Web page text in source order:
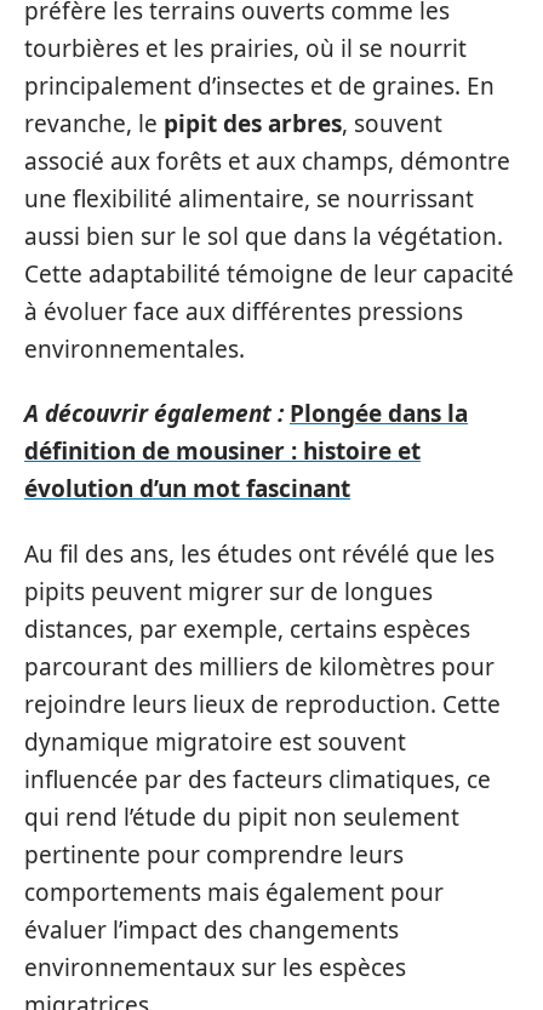
préfère les terrains ouverts comme les
tourbières et les prairies, où il se nourrit
principalement d’insectes et de graines. En
revanche, le pipit des arbres, souvent
associé aux forêts et aux champs, démontre
une flexibilité alimentaire, se nourrissant
aussi bien sur le sol que dans la végétation.
Cette adaptabilité témoigne de leur capacité
à évoluer face aux différentes pressions
environnementales.
A découvrir également : Plongée dans la
définition de mousiner : histoire et
évolution d’un mot fascinant
Au fil des ans, les études ont révélé que les
pipits peuvent migrer sur de longues
distances, par exemple, certains espèces
parcourant des milliers de kilomètres pour
rejoindre leurs lieux de reproduction. Cette
dynamique migratoire est souvent
influencée par des facteurs climatiques, ce
qui rend l’étude du pipit non seulement
pertinente pour comprendre leurs
comportements mais également pour
évaluer l’impact des changements
environnementaux sur les espèces